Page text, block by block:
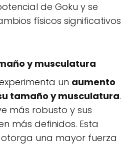
de Goku y se
físicos significativos
y musculatura
un aumento
tamaño y musculatura.
más robusto y sus
más definidos. Esta
una mayor fuerza